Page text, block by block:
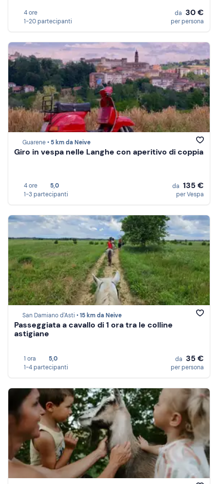
4 ore
1-20 partecipanti
da 30 €
per persona
Guarene • 5 km da Neive
Giro in vespa nelle Langhe con aperitivo di coppia
4 ore
5,0
1-3 partecipanti
da 135 €
per Vespa
San Damiano d'Asti •15 km da Neive
Passeggiata a cavallo di 1 ora tra le colline
astigiane
1 ora
5,0
1-4 partecipanti
da 35 €
per persona